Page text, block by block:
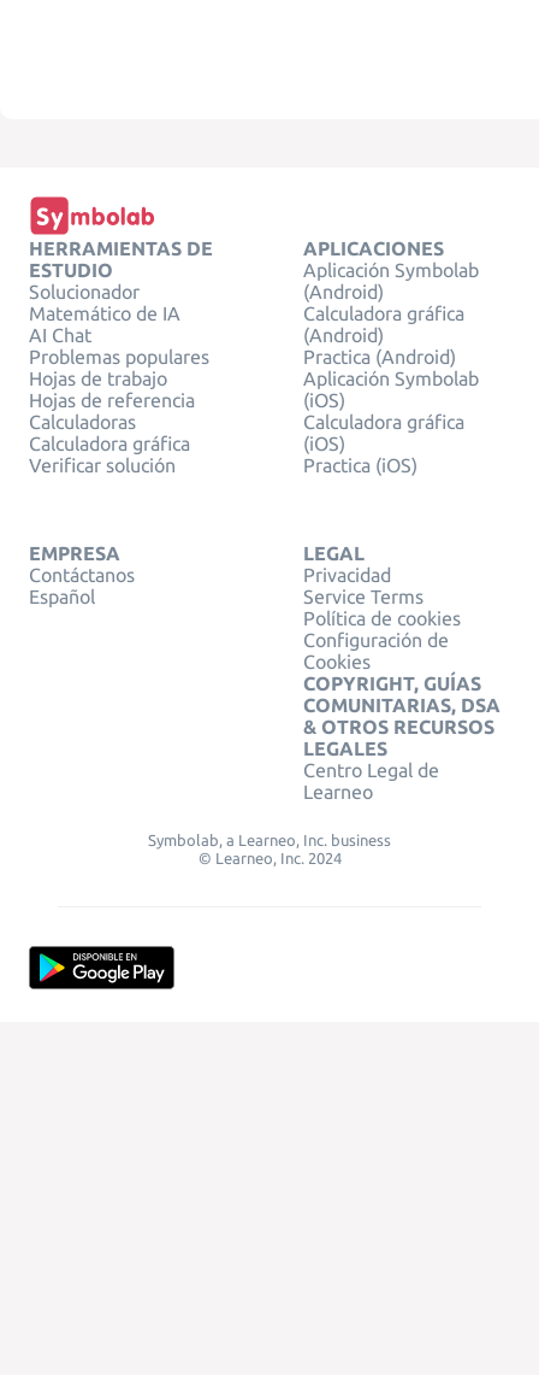
HERRAMIENTAS DE
ESTUDIO
Solucionador
Matemático de IA
AI Chat
Problemas populares
Hojas de trabajo
Hojas de referencia
Calculadoras
Calculadora gráfica
Verificar solución
APLICACIONES
Aplicación Symbolab
(Android)
Calculadora gráfica
(Android)
Practica (Android)
Aplicación Symbolab
(iOS)
Calculadora gráfica
(iOS)
Practica (iOS)
EMPRESA
Contáctanos
Español
LEGAL
Privacidad
Service Terms
Política de cookies
Configuración de
Cookies
COPYRIGHT, GUÍAS
COMUNITARIAS, DSA
& OTROS RECURSOS
LEGALES
Centro Legal de
Learneo
Symbolab, a Learneo, Inc. business
© Learneo, Inc. 2024